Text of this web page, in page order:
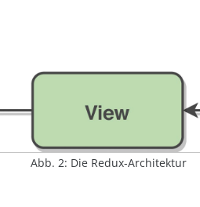
Abb. 2: Die Redux-Architektur